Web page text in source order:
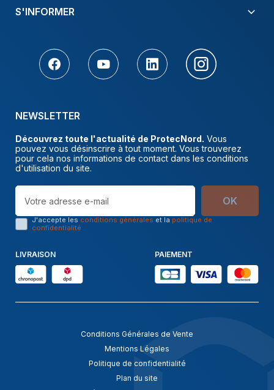
S'INFORMER
NEWSLETTER
Découvrez toute l'actualité de ProtecNord. Vous
pouvez vous désinscrire à tout moment. Vous trouverez
pour cela nos informations de contact dans les conditions
d'utilisation du site.
OK
J'accepte les conditions générales et la politique de
confidentialité
LIVRAISON PAIEMENT
Conditions Générales de Vente
Mentions Légales
Politique de confidentialité
Plan du site